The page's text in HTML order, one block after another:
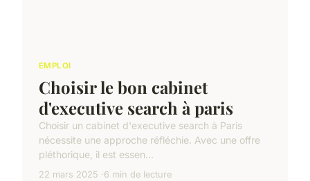
EMPLOI
Choisir le bon cabinet
d'executive search à paris
Choisir un cabinet d'executive search à Paris
nécessite une approche réfléchie. Avec une offre
pléthorique, il est essen...
22 mars 2025 6 min de lecture